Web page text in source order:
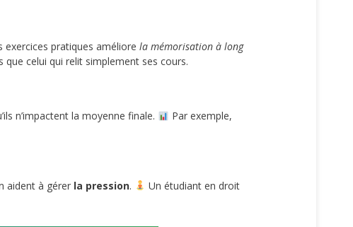
exercices pratiques améliore la mémorisation à long
celui qui relit simplement ses cours.
n’impactent la moyenne finale.
Par exemple,
aident à gérer la pression.
Un étudiant en droit